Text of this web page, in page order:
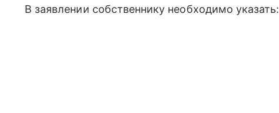
В заявлении собственнику необходимо указать: